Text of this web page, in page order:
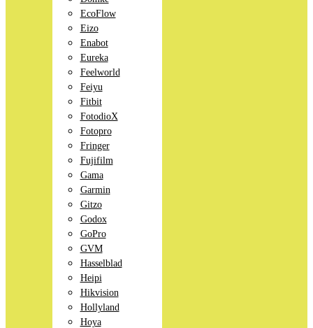
EcoFlow
Eizo
Enabot
Eureka
Feelworld
Feiyu
Fitbit
FotodioX
Fotopro
Fringer
Fujifilm
Gama
Garmin
Gitzo
Godox
GoPro
GVM
Hasselblad
Heipi
Hikvision
Hollyland
Hoya